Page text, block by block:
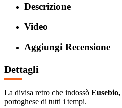
Descrizione
Video
Aggiungi Recensione
Dettagli
La divisa retro che indossò Eusebio,
portoghese di tutti i tempi.